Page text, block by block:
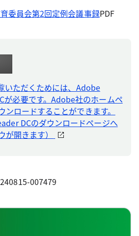
委員会第2回定例会議事録PDF
いただくためには、Adobe
が必要です。Adobe社のホームペ
ンロードすることができます。
DCのダウンロードページへ
が開きます）
007479